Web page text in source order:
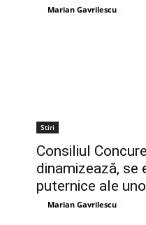
Marian Gavrilescu -
Stiri
Consiliul
dinamizează, se
puternice ale
Marian Gavrilescu -